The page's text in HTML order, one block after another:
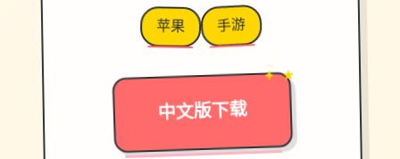
苹果 手游
中文版下载
→
✦ ★